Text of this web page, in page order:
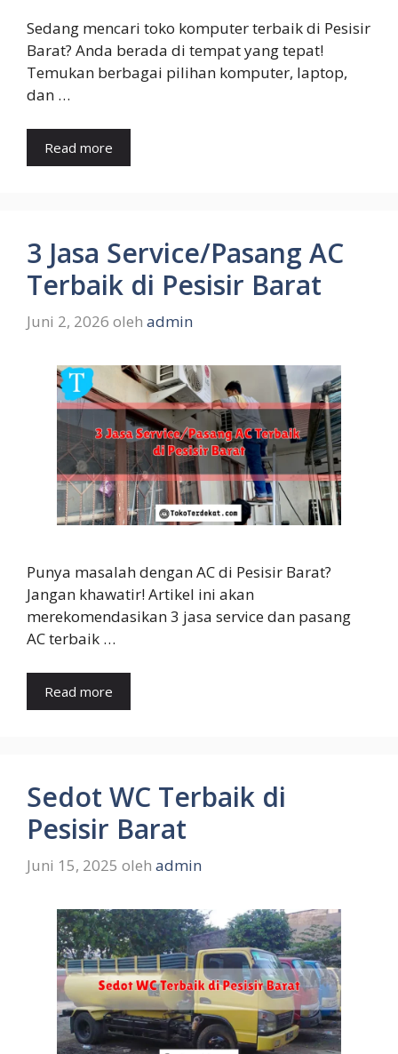
Sedang mencari toko komputer terbaik di Pesisir
Barat? Anda berada di tempat yang tepat!
Temukan berbagai pilihan komputer, laptop,
dan …
Read more
3 Jasa Service/Pasang AC
Terbaik di Pesisir Barat
Juni 2, 2026 oleh admin
Punya masalah dengan AC di Pesisir Barat?
Jangan khawatir! Artikel ini akan
merekomendasikan 3 jasa service dan pasang
AC terbaik …
Read more
Sedot WC Terbaik di
Pesisir Barat
Juni 15, 2025 oleh admin